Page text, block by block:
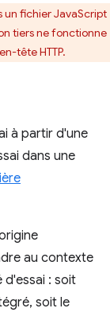
un fichier JavaScript
tiers ne fonctionne
tête HTTP.
à partir d'une
dans une
au contexte
d'essai : soit
soit le